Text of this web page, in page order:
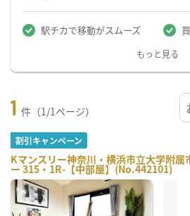
駅チカで移動がスムーズ
もっと見る
1 件（1/1ページ）
割引キャンペーン
Kマンスリー神奈川・横浜市立大学附属
ー 315・1R-【中部屋】(No.442101)